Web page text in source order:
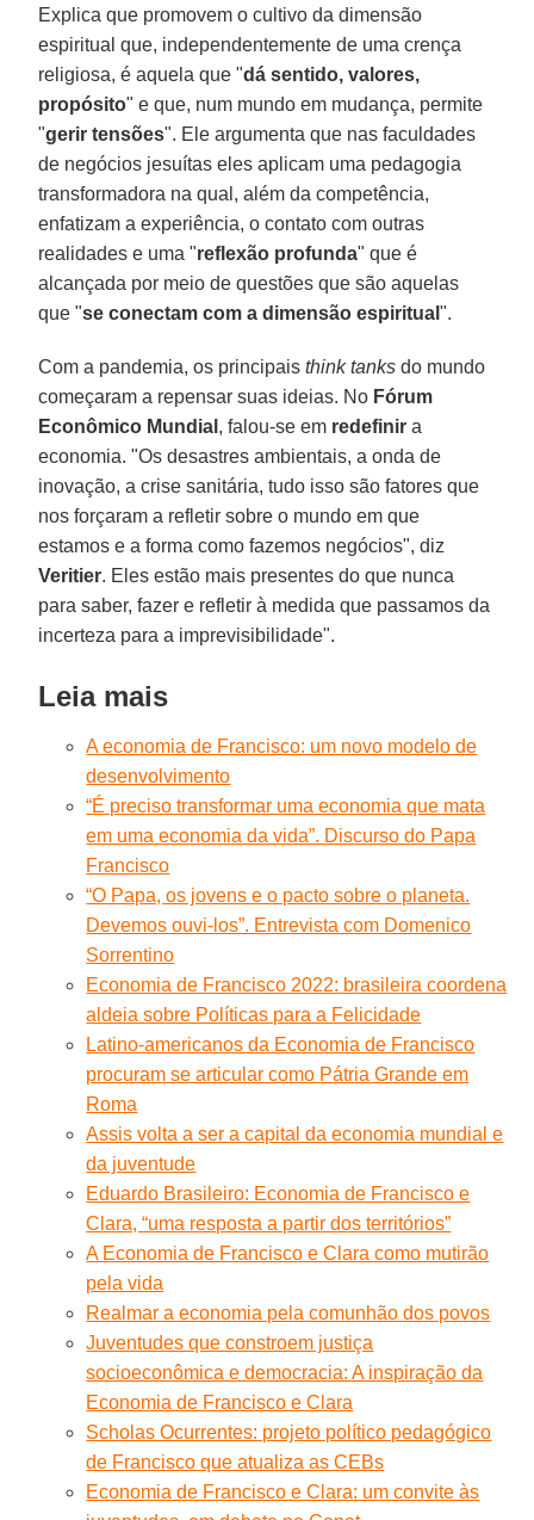
Explica que promovem o cultivo da dimensão
espiritual que, independentemente de uma crença
religiosa, é aquela que "dá sentido, valores,
propósito" e que, num mundo em mudança, permite
"gerir tensões". Ele argumenta que nas faculdades
de negócios jesuítas eles aplicam uma pedagogia
transformadora na qual, além da competência,
enfatizam a experiência, o contato com outras
realidades e uma "reflexão profunda" que é
alcançada por meio de questões que são aquelas
que "se conectam com a dimensão espiritual".
Com a pandemia, os principaisthink tanks do mundo
começaram a repensar suas ideias. No Fórum
Econômico Mundial , falou-se em redefinir a
economia. "Os desastres ambientais, a onda de
inovação, a crise sanitária, tudo isso são fatores que
nos forçaram a refletir sobre o mundo em que
estamos e a forma como fazemos negócios", diz
Veritier. Eles estão mais presentes do que nunca
para saber, fazer e refletir à medida que passamos da
incerteza para a imprevisibilidade".
Leia mais
A economia de Francisco: um novo modelo de
desenvolvimento
“É preciso transformar uma economia que mata
em uma economia da vida”. Discurso do Papa
Francisco
“O Papa, os jovens e o pacto sobre o planeta.
Devemos ouvi-los”. Entrevista com Domenico
Sorrentino
Economia de Francisco 2022: brasileira coordena
aldeia sobre Políticas para a Felicidade
Latino-americanos da Economia de Francisco
procuram se articular como Pátria Grande em
Roma
Assis volta a ser a capital da economia mundial e
da juventude
Eduardo Brasileiro: Economia de Francisco e
Clara, “uma resposta a partir dos territórios”
A Economia de Francisco e Clara como mutirão
pela vida
Realmar a economia pela comunhão dos povos
Juventudes que constroem justiça
socioeconômica e democracia: A inspiração da
Economia de Francisco e Clara
Scholas Ocurrentes: projeto político pedagógico
de Francisco que atualiza as CEBs
Economia de Francisco e Clara: um convite às